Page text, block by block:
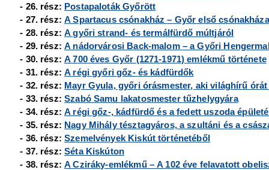
- 26. rész: Postapaloták Győrött
- 27. rész:A Spartacus csónakház– Győr első csónakháza
- 28. rész:A győri strand- és termálfürdő múltjáról
- 29. rész:A nádorvárosi Back-malom – a Győri
- 30. rész:A 700 éves Győr (1271-1971) emlékmű története
- 31. rész:A régi győri gőz- és kádfürdők
- 32. rész: Mayr Gyula, győri órásmester, aki világhírű
- 33. rész:Szabó Samu lakatosmester tűzhelygyára
- 34. rész:A régi gőz-, kádfürdő és a fedett uszoda
- 35. rész: Nagy Mihály tésztagyáros, a szultáni és a
- 36. rész:Szemelvények Kiskút történetéből
- 37. rész:Séta Kiskúton
- 38. rész:A Cziráky-emlékmű – A 102 éve felavatott